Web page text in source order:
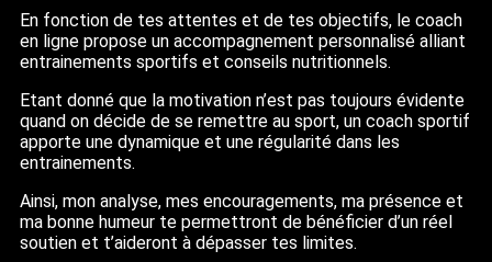
En fonction de tes attentes et de tes objectifs, le coach
en ligne propose un accompagnement personnalisé alliant
entrainements sportifs et conseils nutritionnels.
Etant donné que la motivation n’est pas toujours évidente
quand on décide de se remettre au sport, un coach sportif
apporte une dynamique et une régularité dans les
entrainements.
Ainsi, mon analyse, mes encouragements, ma présence et
ma bonne humeur te permettront de bénéficier d’un réel
soutien et t’aideront à dépasser tes limites.